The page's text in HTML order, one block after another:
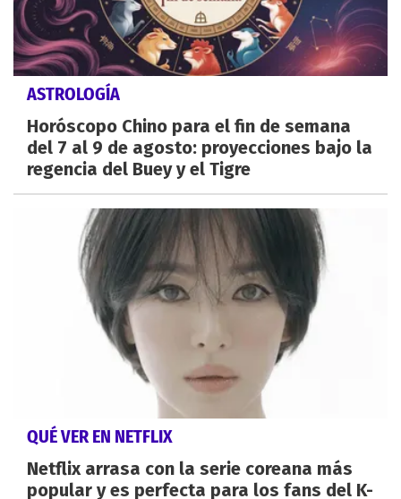
ASTROLOGÍA
Horóscopo Chino para el fin de semana
del 7 al 9 de agosto: proyecciones bajo la
regencia del Buey y el Tigre
QUÉ VER EN NETFLIX
Netflix arrasa con la serie coreana más
popular y es perfecta para los fans del K-